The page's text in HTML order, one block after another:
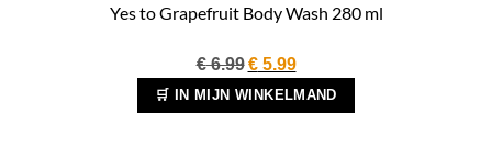
Yes to Grapefruit Body Wash 280 ml
€6.99 Oorspronkelijke
prijs
was:
€5.99Huidige
prijs
is:
🛒 IN MIJN WINKELMAND